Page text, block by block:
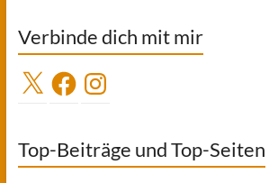
Verbinde dich mit mir
X FacebookInstagram
Top-Beiträge und Top-Seiten